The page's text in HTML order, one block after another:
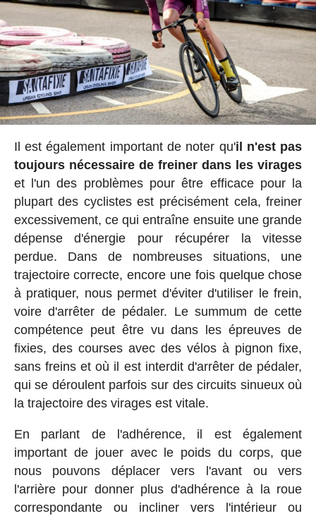
Il est également important de noter qu'il n'est pas
toujours nécessaire de freiner dans les virages
et l'un des problèmes pour être efficace pour la
plupart des cyclistes est précisément cela, freiner
excessivement, ce qui entraîne ensuite une grande
dépense d'énergie pour récupérer la vitesse
perdue. Dans de nombreuses situations, une
trajectoire correcte, encore une fois quelque chose
à pratiquer, nous permet d'éviter d'utiliser le frein,
voire d'arrêter de pédaler. Le summum de cette
compétence peut être vu dans les épreuves de
fixies, des courses avec des vélos à pignon fixe,
sans freins et où il est interdit d'arrêter de pédaler,
qui se déroulent parfois sur des circuits sinueux où
la trajectoire des virages est vitale.
En parlant de l'adhérence, il est également
important de jouer avec le poids du corps, que
nous pouvons déplacer vers l'avant ou vers
l'arrière pour donner plus d'adhérence à la roue
correspondante ou incliner vers l'intérieur ou